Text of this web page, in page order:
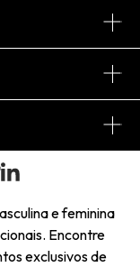
e feminina
Encontre
exclusivos de